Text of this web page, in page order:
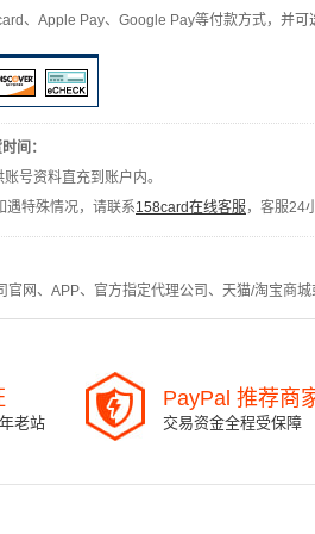
、Apple Pay、Google Pay等付款方式，并可
间：
号资料直充到账户内。
遇特殊情况，请联系158card在线客服，客服24
网、APP、官方指定代理公司、天猫/淘宝商城
老站
PayPal 推荐商
交易资金全程受保障